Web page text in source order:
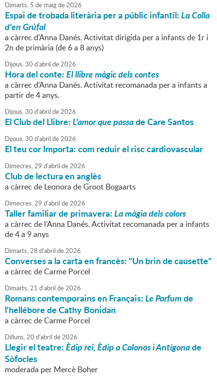
Dimarts, 5 de maigde2026
Espai de trobada literària per a públic infantil:La Colla
d'en Grúfal
a càrrec d'Anna Danés. Activitat dirigida per a infants de 1r i
2n de primària (de 6 a 8 anys)
Dijous,30 d'abril de2026
Hora del conte:El llibre màgic dels contes
a càrrec d'Anna Danés. Activitat recomanada per a infants a
partir de 4 anys.
Dijous,30 d'abril de2026
El Club del Llibre:L'amor que passade Care Santos
Dijous,30 d'abril de2026
El teu cor Importa: com reduir el risc cardiovascular
Dimecres,29 d'abril de2026
Club de lectura en anglès
a càrrec de Leonora de Groot Bogaarts
Dimecres,29 d'abril de2026
Taller familiar de primavera:La màgia dels colors
a càrrec de l'Anna Danés. Activitat recomanada per a infants
de 4 a 9 anys
Dimarts,28 d'abril de2026
Converses a la carta en francès: "Un brin de causette"
a càrrec de Carme Porcel
Dimarts,21 d'abril de2026
Romans contemporains en Français:Le Parfumde
l'hellébore de Cathy Bonidan
a càrrec de Carme Porcel
Dilluns,20 d'abril de2026
Llegir el teatre:Èdip rei, Èdip a Colonos i Antígonade
Sòfocles
moderada per Mercè Boher